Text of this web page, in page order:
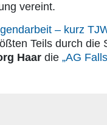
vereint.
– kurz
Teils durch die
Haar die „AG